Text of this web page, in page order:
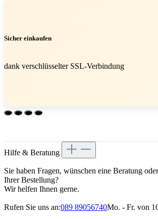
Sicher einkaufen
dank verschlüsselter SSL-Verbindung
Hilfe & Beratung
Sie haben Fragen, wünschen eine Beratung
Ihrer Bestellung?
Wir helfen Ihnen gerne.
Rufen Sie uns an:089 89056740Mo. - Fr. von